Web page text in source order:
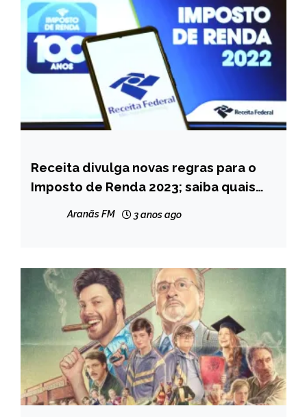
BRASIL
NOTÍCIAS
Receita divulga novas regras para o
Imposto de Renda 2023; saiba quais
Aranãs FM 3 anos ago